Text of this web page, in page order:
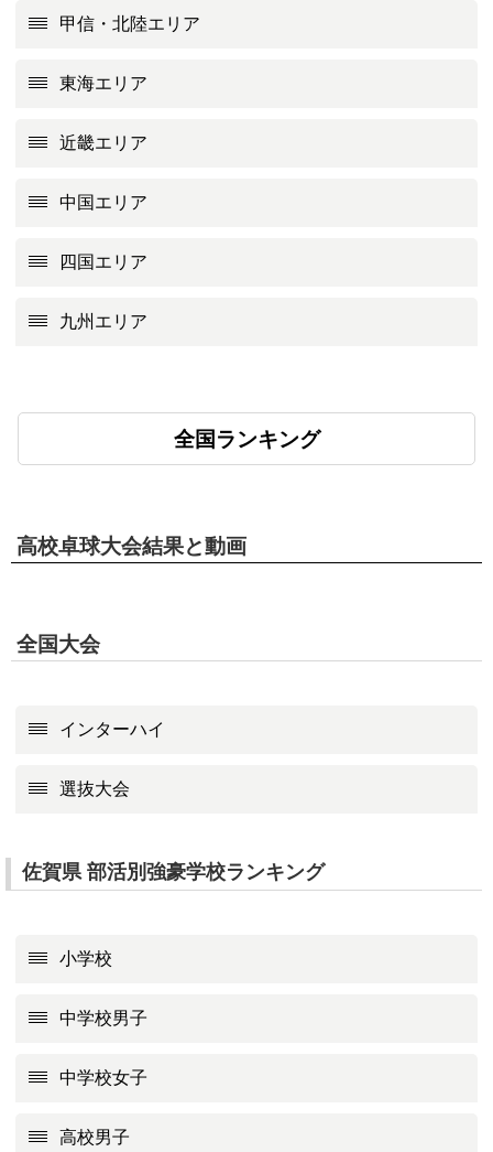
甲信・北陸エリア
東海エリア
近畿エリア
中国エリア
四国エリア
九州エリア
全国ランキング
高校卓球大会結果と動画
全国大会
インターハイ
選抜大会
佐賀県 部活別強豪学校ランキング
小学校
中学校男子
中学校女子
高校男子